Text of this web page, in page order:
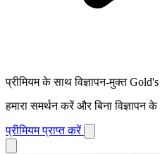
प्रीमियम के साथ विज्ञापन-मुक्त
हमारा समर्थन करें और बिना विज्ञापन
प्रीमियम प्राप्त करें